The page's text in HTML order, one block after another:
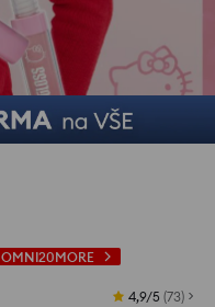
OMNI20MORE
4,9/5 (73)